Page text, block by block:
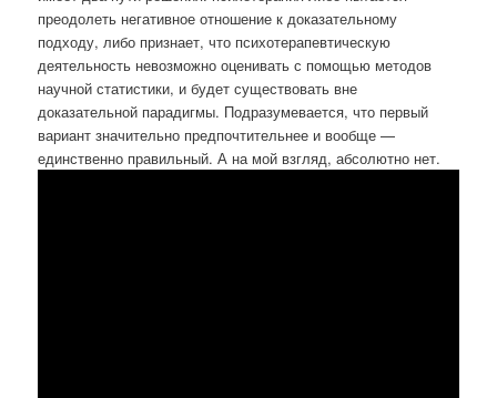
преодолеть негативное отношение к доказательному
подходу, либо признает, что психотерапевтическую
деятельность невозможно оценивать с помощью методов
научной статистики, и будет существовать вне
доказательной парадигмы. Подразумевается, что первый
вариант значительно предпочтительнее и вообще —
единственно правильный. А на мой взгляд, абсолютно нет.